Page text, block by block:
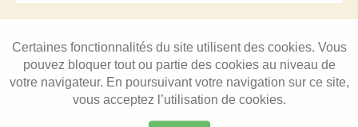
Certaines fonctionnalités du site utilisent des cookies. Vous
pouvez bloquer tout ou partie des cookies au niveau de
votre navigateur. En poursuivant votre navigation sur ce site,
vous acceptez l’utilisation de cookies.